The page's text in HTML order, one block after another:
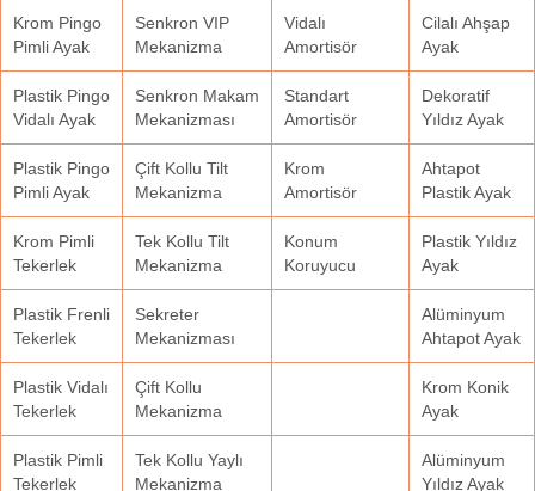
Krom Pingo
Pimli Ayak
Senkron VIP
Mekanizma
Vidalı
Amortisör
Cilalı Ahşap
Ayak
Plastik Pingo
Vidalı Ayak
Senkron Makam
Mekanizması
Standart
Amortisör
Dekoratif
Yıldız Ayak
Plastik Pingo
Pimli Ayak
Çift Kollu Tilt
Mekanizma
Krom
Amortisör
Ahtapot
Plastik Ayak
Krom Pimli
Tekerlek
Tek Kollu Tilt
Mekanizma
Konum
Koruyucu
Plastik Yıldız
Ayak
Plastik Frenli
Tekerlek
Sekreter
Mekanizması
Alüminyum
Ahtapot Ayak
Plastik Vidalı
Tekerlek
Çift Kollu
Mekanizma
Krom Konik
Ayak
Plastik Pimli
Tekerlek
Tek Kollu Yaylı
Mekanizma
Alüminyum
Yıldız Ayak